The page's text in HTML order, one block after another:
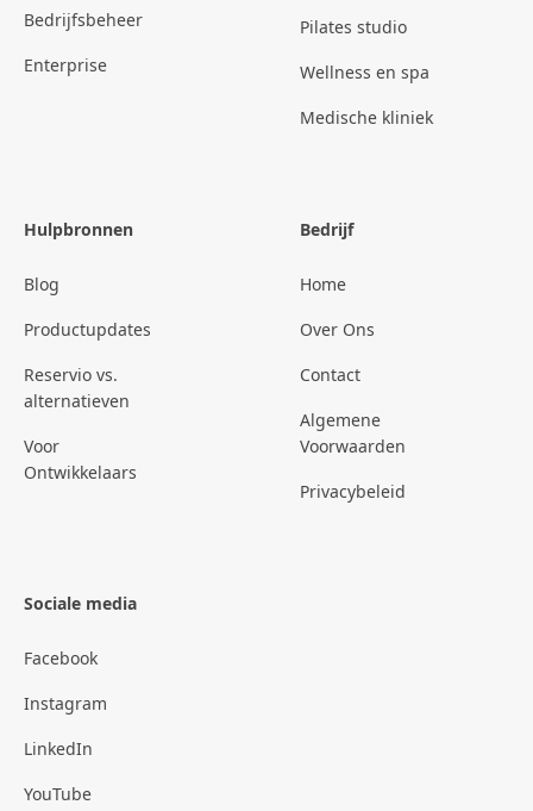
Bedrijfsbeheer
Enterprise
Pilates studio
Wellness en spa
Medische kliniek
Hulpbronnen
Blog
Productupdates
Reservio vs.
alternatieven
Voor
Ontwikkelaars
Bedrijf
Home
Over Ons
Contact
Algemene
Voorwaarden
Privacybeleid
Sociale media
Facebook
Instagram
LinkedIn
YouTube